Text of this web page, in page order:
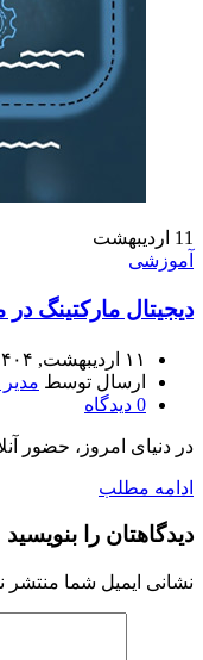
11 اردیبهشت
آموزشی
دیجیتال مارکتینگ
۱۱ اردیبهشت, ۱۴۰۴
ارسال توسط
0 دیدگاه
در دنیای امروز، حضور
ادامه مطلب
دیدگاهتان را بنویسید
نشانی ایمیل شما منتشر